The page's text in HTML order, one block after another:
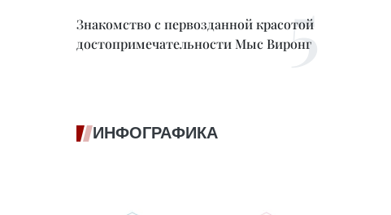
Знакомство с первозданной красотой
достопримечательности Мыс Виронг
ИНФОГРАФИКА